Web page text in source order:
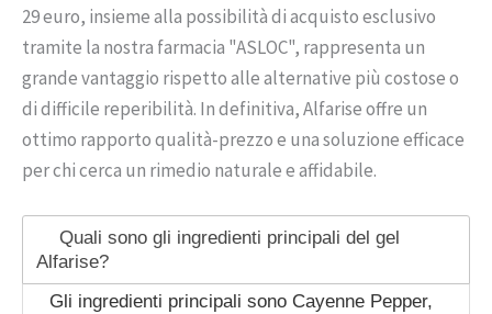
29 euro, insieme alla possibilità di acquisto esclusivo
tramite la nostra farmacia "ASLOC", rappresenta un
grande vantaggio rispetto alle alternative più costose o
di difficile reperibilità. In definitiva, Alfarise offre un
ottimo rapporto qualità-prezzo e una soluzione efficace
per chi cerca un rimedio naturale e affidabile.
Quali sono gli ingredienti principali del gel
Alfarise?
Gli ingredienti principali sono Cayenne Pepper,